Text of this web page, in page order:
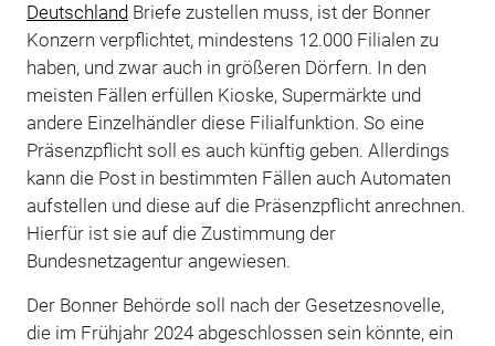
Deutschland Briefe zustellen muss, ist der Bonner
Konzern verpflichtet, mindestens 12.000 Filialen zu
haben, und zwar auch in größeren Dörfern. In den
meisten Fällen erfüllen Kioske, Supermärkte und
andere Einzelhändler diese Filialfunktion. So eine
Präsenzpflicht soll es auch künftig geben. Allerdings
kann die Post in bestimmten Fällen auch Automaten
aufstellen und diese auf die Präsenzpflicht anrechnen.
Hierfür ist sie auf die Zustimmung der
Bundesnetzagentur angewiesen.
Der Bonner Behörde soll nach der Gesetzesnovelle,
die im Frühjahr 2024 abgeschlossen sein könnte, ein